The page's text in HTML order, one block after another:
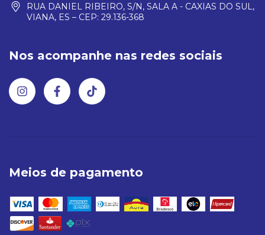
RUA DANIEL RIBEIRO, S/N, SALA A - CAXIAS DO SUL,
VIANA, ES – CEP: 29.136-368
Nos acompanhe nas redes sociais
Meios de pagamento